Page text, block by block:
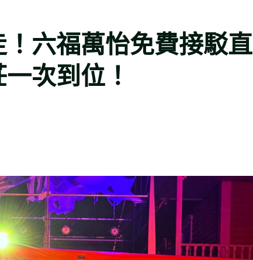
六福萬怡免費接駁直
次到位！